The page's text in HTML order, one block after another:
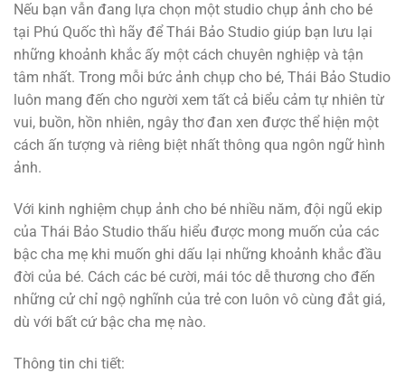
Nếu bạn vẫn đang lựa chọn một studio chụp ảnh cho bé
tại Phú Quốc thì hãy để Thái Bảo Studio giúp bạn lưu lại
những khoảnh khắc ấy một cách chuyên nghiệp và tận
tâm nhất. Trong mỗi bức ảnh chụp cho bé, Thái Bảo Studio
luôn mang đến cho người xem tất cả biểu cảm tự nhiên từ
vui, buồn, hồn nhiên, ngây thơ đan xen được thể hiện một
cách ấn tượng và riêng biệt nhất thông qua ngôn ngữ hình
ảnh.
Với kinh nghiệm chụp ảnh cho bé nhiều năm, đội ngũ ekip
của Thái Bảo Studio thấu hiểu được mong muốn của các
bậc cha mẹ khi muốn ghi dấu lại những khoảnh khắc đầu
đời của bé. Cách các bé cười, mái tóc dễ thương cho đến
những cử chỉ ngộ nghĩnh của trẻ con luôn vô cùng đắt giá,
dù với bất cứ bậc cha mẹ nào.
Thông tin chi tiết: